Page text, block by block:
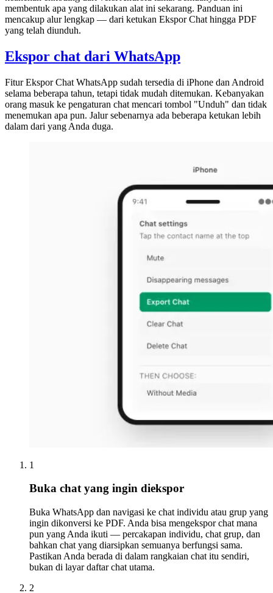
membentuk apa yang dilakukan alat ini sekarang. Panduan ini
mencakup alur lengkap — dari ketukan Ekspor Chat hingga PDF
yang telah diunduh.
Ekspor chat dari WhatsApp
Fitur Ekspor Chat WhatsApp sudah tersedia di iPhone dan Android
selama beberapa tahun, tetapi tidak mudah ditemukan. Kebanyakan
orang masuk ke pengaturan chat mencari tombol "Unduh" dan tidak
menemukan apa pun. Jalur sebenarnya ada beberapa ketukan lebih
dalam dari yang Anda duga.
1
Buka chat yang ingin diekspor
Buka WhatsApp dan navigasi ke chat individu atau grup yang
ingin dikonversi ke PDF. Anda bisa mengekspor chat mana
pun yang Anda ikuti — percakapan individu, chat grup, dan
bahkan chat yang diarsipkan semuanya berfungsi sama.
Pastikan Anda berada di dalam rangkaian chat itu sendiri,
bukan di layar daftar chat utama.
2